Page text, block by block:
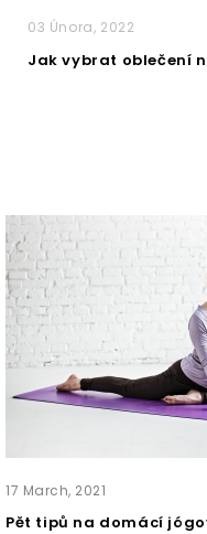
03 Února, 2022
Jak vybrat oblečení
17 March, 2021
Pět tipů na domácí